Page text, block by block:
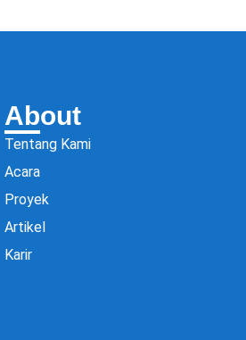
About
Tentang Kami
Acara
Proyek
Artikel
Karir